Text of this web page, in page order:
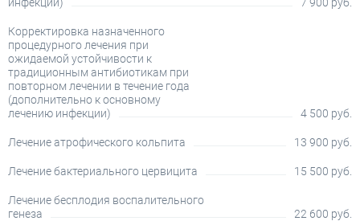
Корректировка назначенного
процедурного лечения при
ожидаемой устойчивости к
традиционным антибиотикам при
повторном лечении в течение года
(дополнительно к основному
лечению инфекции)
4 500 руб.
Лечение атрофического кольпита 13 900 руб.
Лечение бактериального цервицита 15 500 руб.
Лечение бесплодия воспалительного
генеза
22 600 руб.